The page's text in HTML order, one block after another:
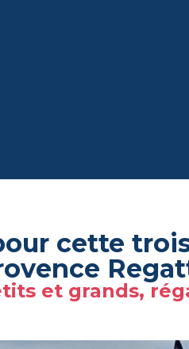
cette
et grands,